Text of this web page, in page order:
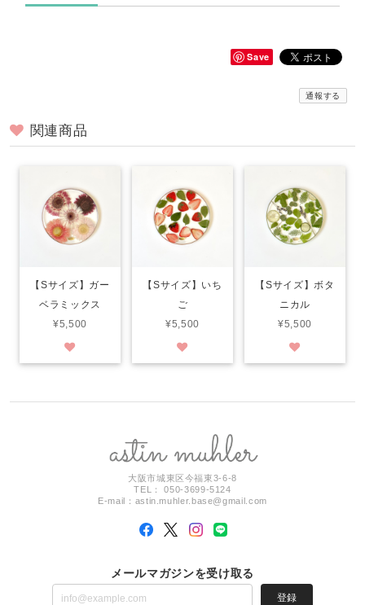
Save
通報する
関連商品
【Sサイズ】ガー
ベラミックス
¥5,500
【Sサイズ】いち
ご
¥5,500
【Sサイズ】ボタ
ニカル
¥5,500
大阪市城東区今福東3-6-8
TEL： 050-3699-5124
E-mail： astin.muhler.base@gmail.com
メールマガジンを受け取る
登録